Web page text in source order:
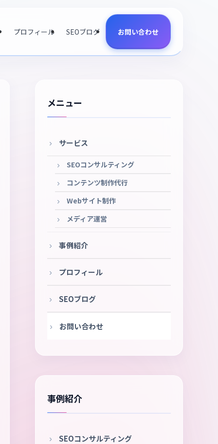
プロフィール SEOブログ お問い合わせ
メニュー
サービス
SEOコンサルティング
コンテンツ制作代行
Webサイト制作
メディア運営
事例紹介
プロフィール
SEOブログ
お問い合わせ
事例紹介
SEOコンサルティング